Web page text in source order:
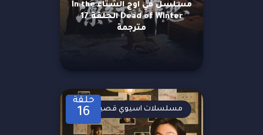
مسلسل في اوج الشتاء In the
Dead of Winter الحلقة 17
مترجمة
حلقة
16 مسلسلات اسيوي قصيرة